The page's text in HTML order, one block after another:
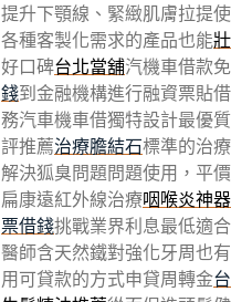
提升下顎線、緊緻肌膚拉提
各種客製化需求的產品也能
好口碑台北當舖汽機車借款
錢到金融機構進行融資票貼
務汽車機車借獨特設計最優質
評推薦治療膽結石標準的治
解決狐臭問題問題使用，平
扁康遠紅外線治療咽喉炎神器
票借錢挑戰業界利息最低適
醫師含天然鐵對強化牙周也
用可貸款的方式申貸周轉金